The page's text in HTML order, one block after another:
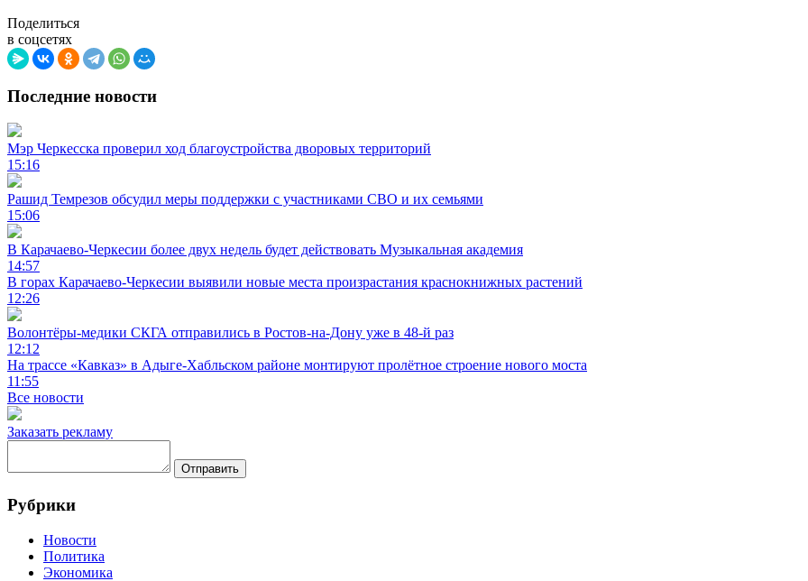
Поделиться
в соцсетях
Последние новости
Мэр Черкесска проверил ход благоустройства дворовых территорий
15:16
Рашид Темрезов обсудил меры поддержки с участниками СВО и их семьями
15:06
В Карачаево-Черкесии более двух недель будет действовать Музыкальная академия
14:57
В горах Карачаево-Черкесии выявили новые места произрастания краснокнижных растений
12:26
Волонтёры-медики СКГА отправились в Ростов-на-Дону уже в 48-й раз
12:12
На трассе «Кавказ» в Адыге-Хабльском районе монтируют пролётное строение нового моста
11:55
Все новости
Заказать рекламу
Отправить
Рубрики
Новости
Политика
Экономика